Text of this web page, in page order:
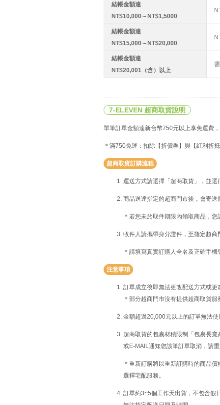
結帳金額達
NT$10,000～NT$1,5000
結帳金額達
NT$15,000～NT$20,000
結帳金額達
NT$20,001（含）以上
7-ELEVEN 超商取貨說明
單筆訂單金額達新台幣750元以上享免運費
＊滿750免運：扣除【折價券】與【紅利折
超商取貨訂購流程
運送方式請選擇「超商取貨」，並
商品送達指定的超商門市後，會寄
＊若您未於取件期限內領取商品，
收件人請攜帶身分證件，至指定超
＊請填寫真實訂購人全名及正確手
注意事項
訂單成立後即無法更改配送方式或
＊部分超商門市沒有提供超商取貨
金額超過20,000元以上的訂單無法
超商取貨的包裹材積限制「包裹長
或E-MAIL通知您該筆訂單取消，請
＊重新訂購將以重新訂購時的商品
選擇宅配服務。
訂單約3~5個工作天出貨，不包含假